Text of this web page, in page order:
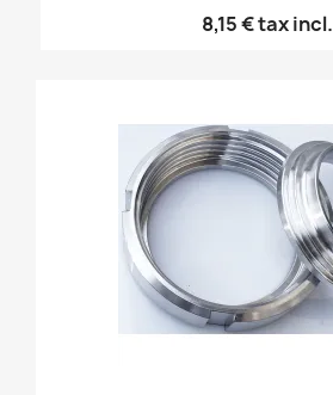
8,15 €tax incl.